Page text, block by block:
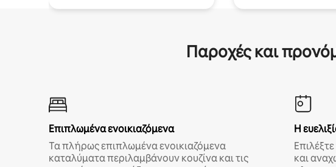
Παροχές και
Επιπλωμένα ενοικιαζόμενα
Τα πλήρως επιπλωμένα ενοικιαζόμενα
καταλύματα περιλαμβάνουν κουζίνα και τις
Η
και